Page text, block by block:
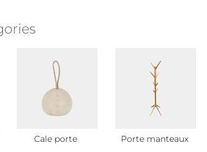
Cale porte Porte manteaux